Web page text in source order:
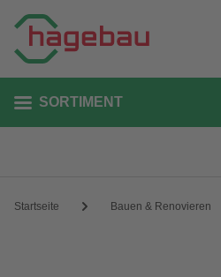
SORTIMENT
Startseite Bauen & Renovieren